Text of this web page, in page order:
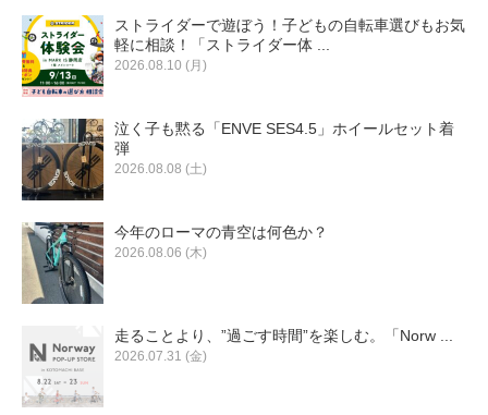
法人様
法人様向け割引
その他
お問い合わせ
個人情報保護
ストライダーで遊ぼう！子どもの自転車選びもお気
軽に相談！「ストライダー体 ...
2026.08.10 (月)
泣く子も黙る「ENVE SES4.5」ホイールセット着
弾
2026.08.08 (土)
今年のローマの青空は何色か？
2026.08.06 (木)
走ることより、”過ごす時間”を楽しむ。「Norw ...
2026.07.31 (金)